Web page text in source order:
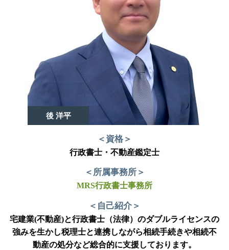
後 洋平
＜資格＞
行政書士・不動産鑑定士
＜所属事務所＞
MRS行政書士事務所
＜自己紹介＞
宅建業(不動産)と行政書士（法律）のダブルライセンスの
強みを生かし税理士と連携しながら相続手続きや相続不
動産の処分など総合的に支援しております。